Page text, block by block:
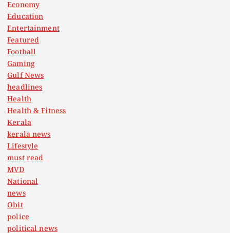
Economy
Education
Entertainment
Featured
Football
Gaming
Gulf News
headlines
Health
Health & Fitness
Kerala
kerala news
Lifestyle
must read
MVD
National
news
Obit
police
political news